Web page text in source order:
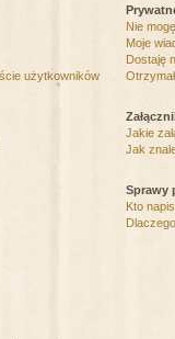
użytkowników
Nie
Moje
Dostaję
Jakie
Jak
Sprawy
Kto